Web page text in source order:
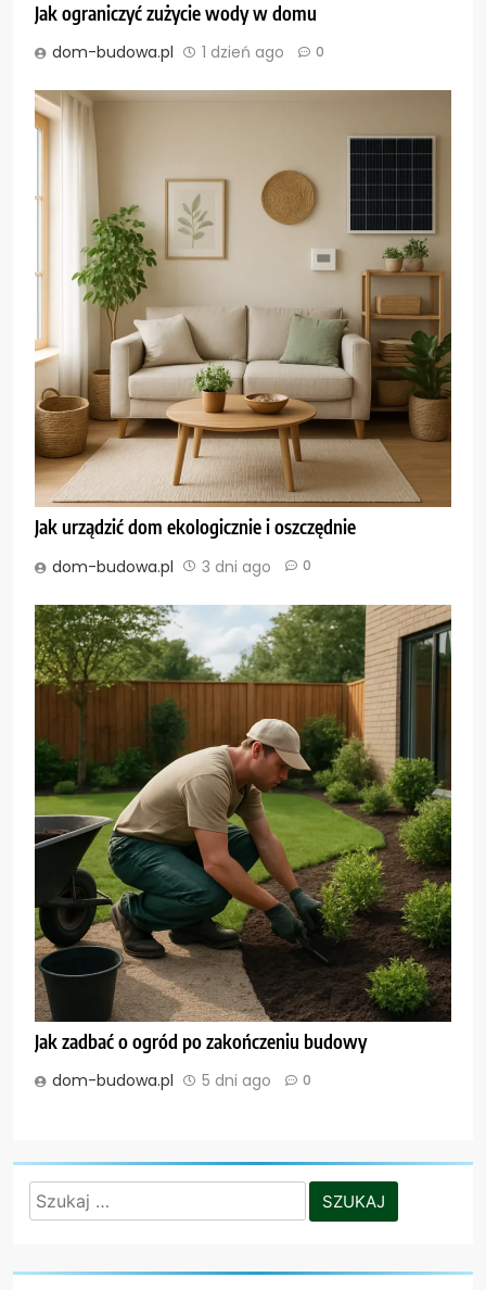
Jak ograniczyć zużycie wody w domu
dom-budowa.pl 1 dzień ago 0
Jak urządzić dom ekologicznie i oszczędnie
dom-budowa.pl 3 dni ago 0
Jak zadbać o ogród po zakończeniu budowy
dom-budowa.pl 5 dni ago 0
Szukaj: